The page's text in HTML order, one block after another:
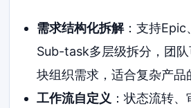
需求结构化拆解：支持Epic
Sub-task多层级拆分，团
块组织需求，适合复杂产品
工作流自定义 ：状态流转